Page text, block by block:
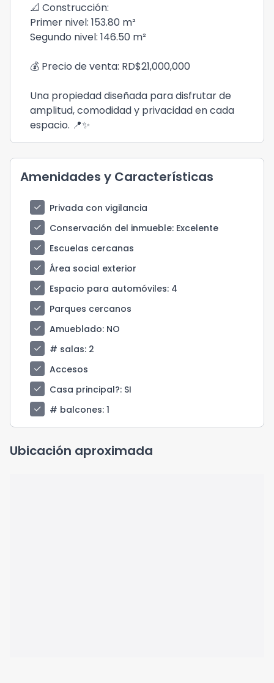
📐 Construcción:
Primer nivel: 153.80 m²
Segundo nivel: 146.50 m²
💰 Precio de venta: RD$21,000,000
Una propiedad diseñada para disfrutar de
amplitud, comodidad y privacidad en cada
espacio. 📍✨
Amenidades y Características
check
Privada con vigilancia
check
Conservación del inmueble: Excelente
check
Escuelas cercanas
check
Área social exterior
check
Espacio para automóviles: 4
check
Parques cercanos
check
Amueblado: NO
check
# salas: 2
check
Accesos
check
Casa principal?: SI
check
# balcones: 1
Ubicación aproximada